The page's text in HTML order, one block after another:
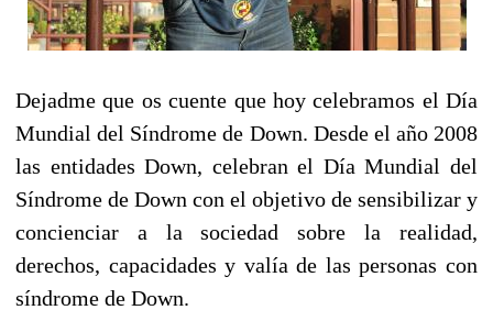
Dejadme que os cuente que hoy celebramos el Día
Mundial del Síndrome de Down. Desde el año 2008
las entidades Down, celebran el Día Mundial del
Síndrome de Down con el objetivo de sensibilizar y
concienciar a la sociedad sobre la realidad,
derechos, capacidades y valía de las personas con
síndrome de Down.